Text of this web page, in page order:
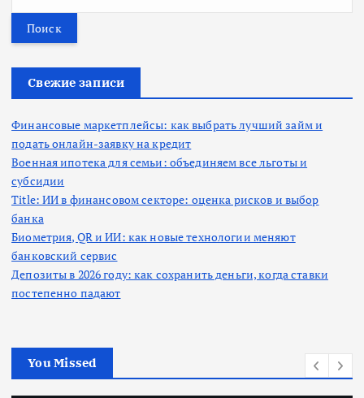
т
Свежие записи
Финансовые маркетплейсы: как выбрать лучший займ и
подать онлайн-заявку на кредит
Военная ипотека для семьи: объединяем все льготы и
субсидии
Title: ИИ в финансовом секторе: оценка рисков и выбор
банка
Биометрия, QR и ИИ: как новые технологии меняют
банковский сервис
Депозиты в 2026 году: как сохранить деньги, когда ставки
постепенно падают
You Missed